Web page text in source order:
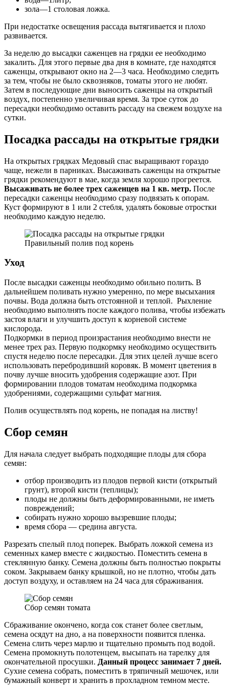
зола—1 столовая ложка.
При недостатке освещения рассада вытягивается и плохо
развивается.
За неделю до высадки саженцев на грядки ее необходимо
закалить. Для этого первые два дня в комнате, где находятся
саженцы, открывают окно на 2—3 часа. Необходимо следить
за тем, чтобы не было сквозняков, томаты этого не любят.
Затем в последующие дни выносить саженцы на открытый
воздух, постепенно увеличивая время. За трое суток до
пересадки необходимо оставить рассаду на свежем воздухе на
сутки.
Посадка рассады на открытые грядки
На открытых грядках Медовый спас выращивают гораздо
чаще, нежели в парниках. Высаживать саженцы на открытые
грядки рекомендуют в мае, когда земля хорошо прогреется.
Высаживать не более трех саженцев на 1 кв. метр. После
пересадки саженцы необходимо сразу подвязать к опорам.
Куст формируют в 1 или 2 стебля, удалять боковые отростки
необходимо каждую неделю.
Правильный полив под корень
Уход
После высадки саженцы необходимо обильно полить. В
дальнейшем поливать нужно умеренно, по мере высыхания
почвы. Вода должна быть отстоянной и теплой. Рыхление
необходимо выполнять после каждого полива, чтобы избежать
застоя влаги и улучшить доступ к корневой системе
кислорода.
Подкормки в период произрастания необходимо внести не
менее трех раз. Первую подкормку необходимо осуществить
спустя неделю после пересадки. Для этих целей лучше всего
использовать перебродивший коровяк. В момент цветения в
почву лучше вносить удобрения содержащие азот. При
формировании плодов томатам необходима подкормка
удобрениями, содержащими сульфат магния.
Полив осуществлять под корень, не попадая на листву!
Сбор семян
Для начала следует выбрать подходящие плоды для сбора
семян:
отбор производить из плодов первой кисти (открытый
грунт), второй кисти (теплицы);
плоды не должны быть деформированными, не иметь
повреждений;
собирать нужно хорошо вызревшие плоды;
время сбора — средина августа.
Разрезать спелый плод поперек. Выбрать ложкой семена из
семенных камер вместе с жидкостью. Поместить семена в
стеклянную банку. Семена должны быть полностью покрыты
соком. Закрываем банку крышкой, но не плотно, чтобы дать
доступ воздуху, и оставляем на 24 часа для сбраживания.
Сбор семян томата
Сбраживание окончено, когда сок станет более светлым,
семена осядут на дно, а на поверхности появится пленка.
Семена слить через марлю и тщательно промыть под водой.
Семена промокнуть полотенцем, высыпать на тарелку для
окончательной просушки. Данный процесс занимает 7 дней.
Сухие семена собрать, поместить в тряпичный мешочек, или
бумажный конверт и хранить в прохладном темном месте.